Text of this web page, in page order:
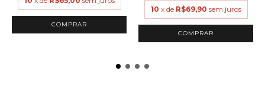
COMPRAR
10 x de R$69,90 sem juros
COMPRAR